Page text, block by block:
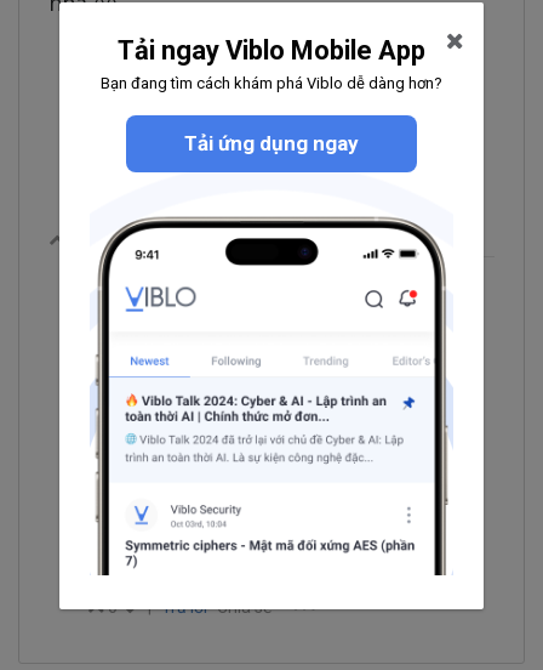
Linkedin:
https://www.linkedin.com/in/nhi-
uyên-hr261/
| Trả lời Chia sẻ
thg 11 7, 2025 5:03 CH
Cảm ơn bạn. Mình connect qua
linkedin và hy vọng trong tương lai
gần sẽ có cơ hội làm việc với bạn.
@hoasuathang8
0 | Trả lời Chia sẻ
Tải ngay Viblo Mobile App
Bạn đang tìm cách khám phá Viblo dễ dàng hơn?
Tải ứng dụng ngay